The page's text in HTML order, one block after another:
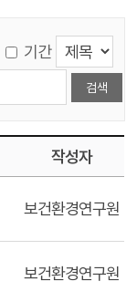
기간
작성자
보건환경연구원
보건환경연구원